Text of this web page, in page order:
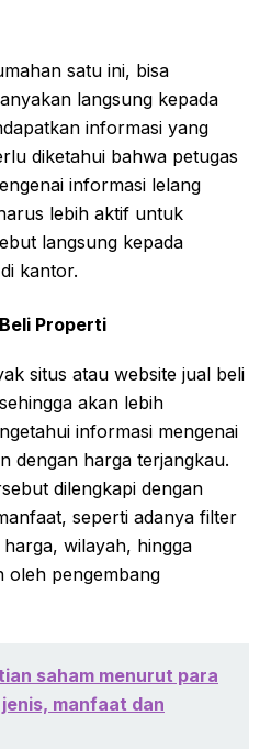
satu ini, bisa
langsung kepada
informasi yang
diketahui bahwa petugas
informasi lelang
lebih aktif untuk
langsung kepada
kantor.
Properti
situs atau website jual beli
akan lebih
informasi mengenai
dengan harga terjangkau.
dilengkapi dengan
seperti adanya filter
wilayah, hingga
oleh pengembang
saham menurut para
manfaat dan